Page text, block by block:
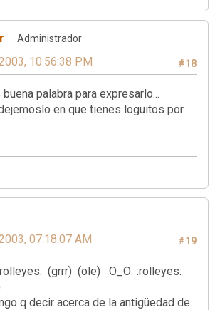
Administrador
#18
10:56:38 PM
palabra para expresarlo...
en que tienes loguitos por
#19
07:18:07 AM
(grrr) (ole) O_O :rolleyes:
q decir acerca de la antigüedad de